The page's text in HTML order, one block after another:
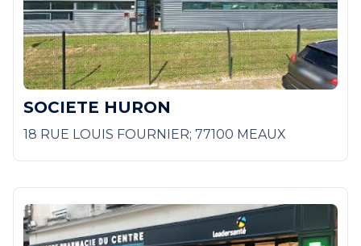
SOCIETE HURON
18 RUE LOUIS FOURNIER; 77100 MEAUX